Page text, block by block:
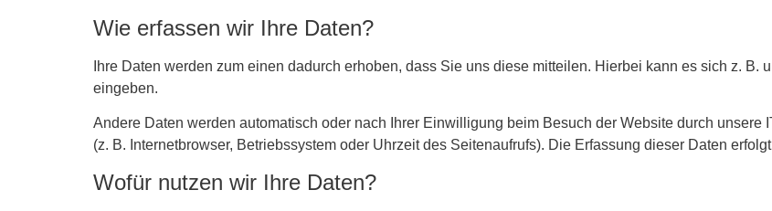
Wie erfassen wir Ihre Daten?
Ihre Daten werden zum einen dadurch erhoben, dass Sie uns diese mitteilen. Hierbei kann es sich z. B.
eingeben.
Andere Daten werden automatisch oder nach Ihrer Einwilligung beim Besuch der Website durch unsere
(z. B. Internetbrowser, Betriebssystem oder Uhrzeit des Seitenaufrufs). Die Erfassung dieser Daten
Wofür nutzen wir Ihre Daten?